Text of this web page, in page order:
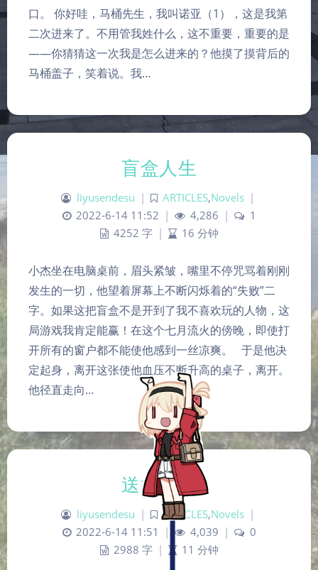
Sans Serif
关闭 日落 暗化
口。 你好哇，马桶先生，我叫诺亚（1），这是我第
二次进来了。不用管我姓什么，这不重要，重要的是
——你猜猜这一次我是怎么进来的？他摸了摸背后的
马桶盖子，笑着说。我…
盲盒人生
liyusendesu | ARTICLES,Novels |
2022-6-14 11:52 | 4,286 |
1
4252 字 | 16 分钟
小杰坐在电脑桌前，眉头紧皱，嘴里不停咒骂着刚刚
发生的一切，他望着屏幕上不断闪烁着的“失败”二
字。如果这把盲盒不是开到了我不喜欢玩的人物，这
局游戏我肯定能赢！在这个七月流火的傍晚，即使打
开所有的窗户都不能使他感到一丝凉爽。 于是他决
定起身，离开这张使他血压不断升高的桌子，离开。
他径直走向…
送行的人
liyusendesu | ARTICLES,Novels |
2022-6-14 11:51
| 4,039 |
0
2988 字 | 11 分钟